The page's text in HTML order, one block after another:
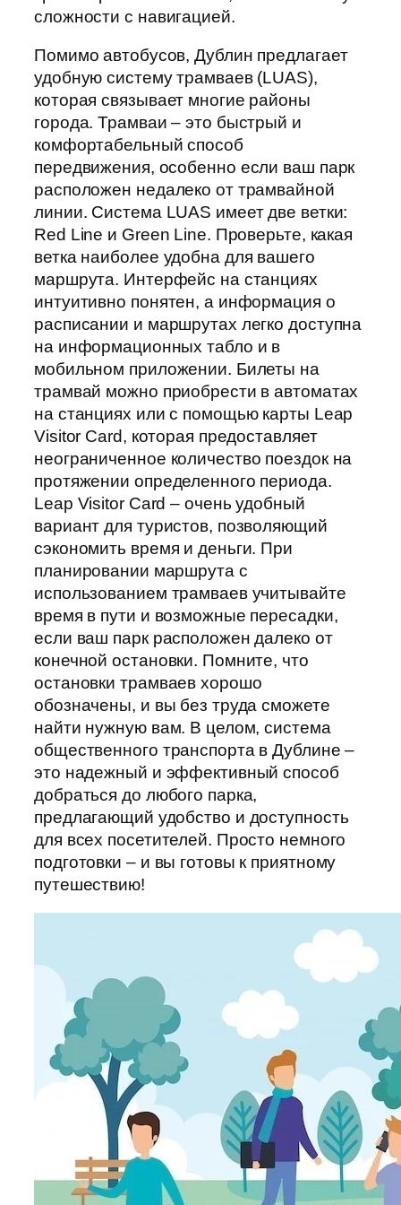
сложности с навигацией.
Помимо автобусов, Дублин предлагает
удобную систему трамваев (LUAS),
которая связывает многие районы
города. Трамваи – это быстрый и
комфортабельный способ
передвижения, особенно если ваш парк
расположен недалеко от трамвайной
линии. Система LUAS имеет две ветки:
Red Line и Green Line. Проверьте, какая
ветка наиболее удобна для вашего
маршрута. Интерфейс на станциях
интуитивно понятен, а информация о
расписании и маршрутах легко доступна
на информационных табло и в
мобильном приложении. Билеты на
трамвай можно приобрести в автоматах
на станциях или с помощью карты Leap
Visitor Card, которая предоставляет
неограниченное количество поездок на
протяжении определенного периода.
Leap Visitor Card – очень удобный
вариант для туристов, позволяющий
сэкономить время и деньги. При
планировании маршрута с
использованием трамваев учитывайте
время в пути и возможные пересадки,
если ваш парк расположен далеко от
конечной остановки. Помните, что
остановки трамваев хорошо
обозначены, и вы без труда сможете
найти нужную вам. В целом, система
общественного транспорта в Дублине –
это надежный и эффективный способ
добраться до любого парка,
предлагающий удобство и доступность
для всех посетителей. Просто немного
подготовки – и вы готовы к приятному
путешествию!